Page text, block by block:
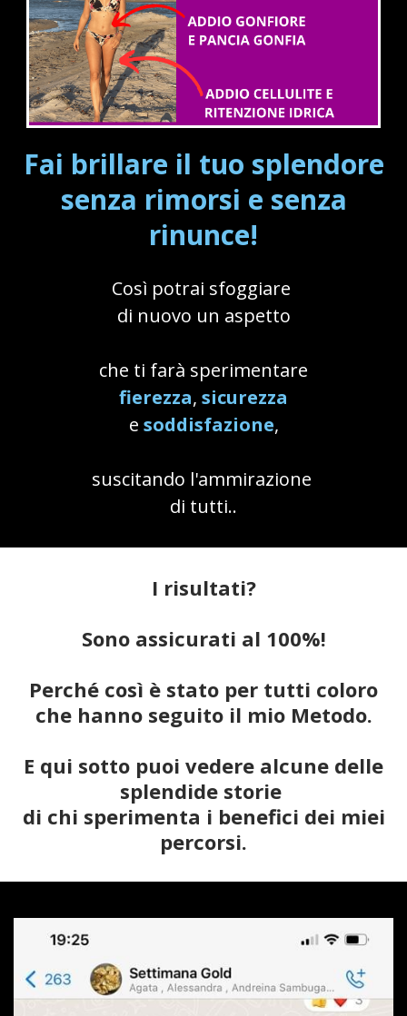
Fai brillare il tuo splendore
senza rimorsi e senza
rinunce!
Così potrai sfoggiare
di nuovo un aspetto
che ti farà sperimentare
fierezza, sicurezza
e soddisfazione,
suscitando l'ammirazione
di tutti..
I risultati?
Sono assicurati al 100%!
Perché così è stato per tutti coloro
che hanno seguito il mio Metodo.
E qui sotto puoi vedere alcune delle
splendide storie
di chi sperimenta i benefici dei miei
percorsi.